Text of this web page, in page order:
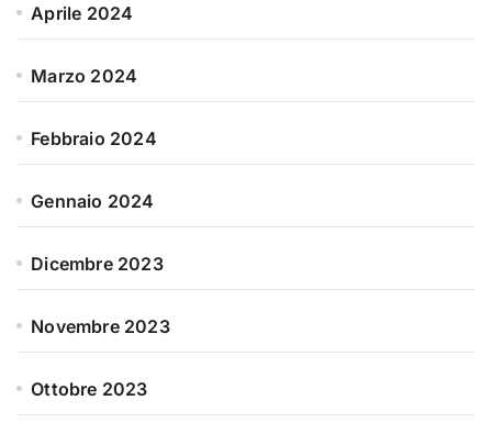
Aprile 2024
Marzo 2024
Febbraio 2024
Gennaio 2024
Dicembre 2023
Novembre 2023
Ottobre 2023